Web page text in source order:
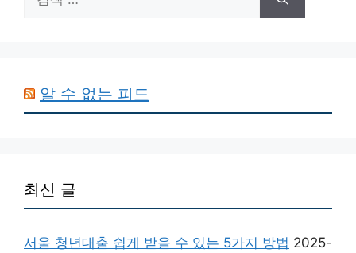
색:
알 수 없는 피드
최신 글
서울 청년대출 쉽게 받을 수 있는 5가지 방법 2025-